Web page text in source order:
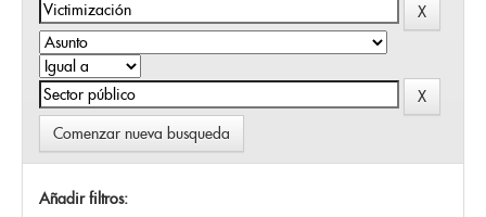
Comenzar nueva busqueda
Añadir filtros: